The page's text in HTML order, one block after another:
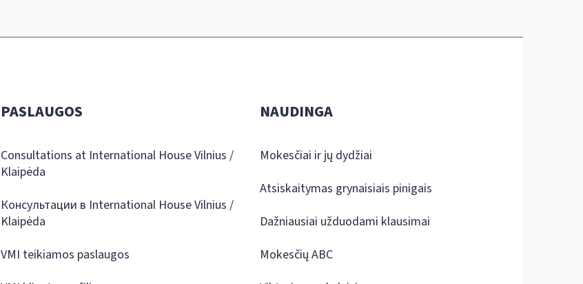
PASLAUGOS
Consultations at International House Vilnius /
Klaipėda
Консультации в International House Vilnius /
Klaipėda
VMI teikiamos paslaugos
NAUDINGA
Mokesčiai ir jų dydžiai
Atsiskaitymas grynaisiais pinigais
Dažniausiai užduodami klausimai
Mokesčių ABC